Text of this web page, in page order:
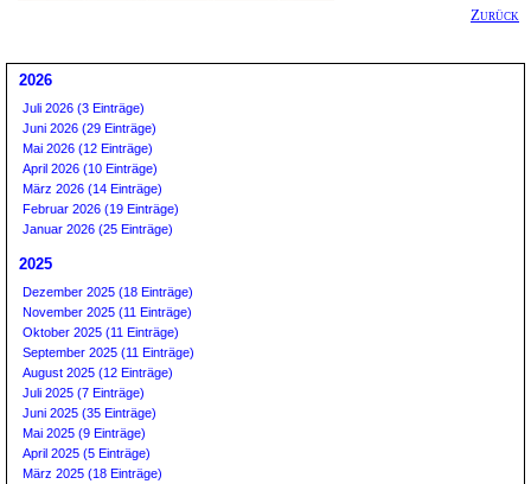
Zurück
2026
Juli 2026 (3 Einträge)
Juni 2026 (29 Einträge)
Mai 2026 (12 Einträge)
April 2026 (10 Einträge)
März 2026 (14 Einträge)
Februar 2026 (19 Einträge)
Januar 2026 (25 Einträge)
2025
Dezember 2025 (18 Einträge)
November 2025 (11 Einträge)
Oktober 2025 (11 Einträge)
September 2025 (11 Einträge)
August 2025 (12 Einträge)
Juli 2025 (7 Einträge)
Juni 2025 (35 Einträge)
Mai 2025 (9 Einträge)
April 2025 (5 Einträge)
März 2025 (18 Einträge)